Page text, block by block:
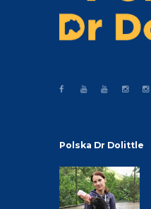
Polska Dr Dolittle